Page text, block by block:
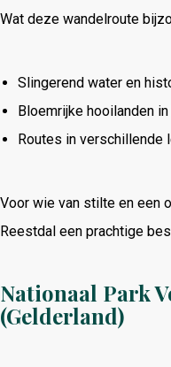
Wat deze wandelroute
Slingerend water en
Bloemrijke hooilanden
Routes in verschillende
Voor wie van stilte en een
Reestdal een prachtige
Nationaal Park
(Gelderland)